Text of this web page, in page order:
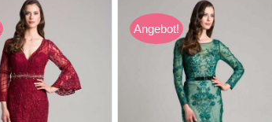
Angebot!